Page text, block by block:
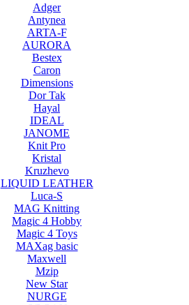
Adger
Antynea
ARTA-F
AURORA
Bestex
Caron
Dimensions
Dor Tak
Hayal
IDEAL
JANOME
Knit Pro
Kristal
Kruzhevo
LIQUID LEATHER
Luca-S
MAG Knitting
Magic 4 Hobby
Magic 4 Toys
MAXag basic
Maxwell
Mzip
New Star
NURGE